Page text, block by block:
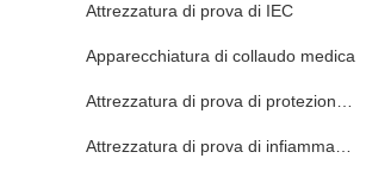
Attrezzatura di prova di IEC
Apparecchiatura di collaudo medica
Attrezzatura di prova di protezione
Attrezzatura di prova di infiammabilità